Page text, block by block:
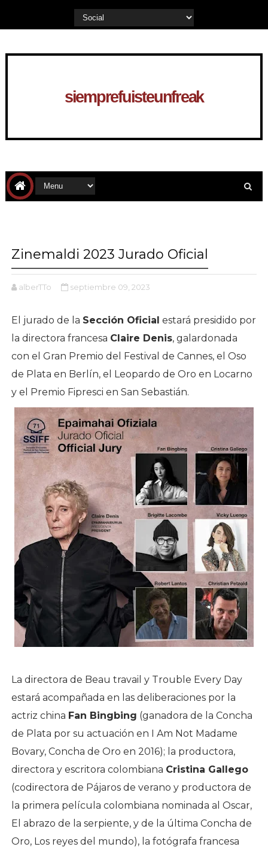
siemprefuisteunfreak
Zinemaldi 2023 Jurado Oficial
alberTTo septiembre 09, 2023
El jurado de la Sección Oficial estará presidido por
la directora francesa Claire Denis, galardonada
con el Gran Premio del Festival de Cannes, el Oso
de Plata en Berlín, el Leopardo de Oro en Locarno
y el Premio Fipresci en San Sebastián.
La directora de Beau travail y Trouble Every Day
estará acompañada en las deliberaciones por la
actriz china Fan Bingbing (ganadora de la Concha
de Plata por su actuación en I Am Not Madame
Bovary, Concha de Oro en 2016); la productora,
directora y escritora colombiana Cristina Gallego
(codirectora de Pájaros de verano y productora de
la primera película colombiana nominada al Oscar,
El abrazo de la serpiente, y de la última Concha de
Oro, Los reyes del mundo), la fotógrafa francesa